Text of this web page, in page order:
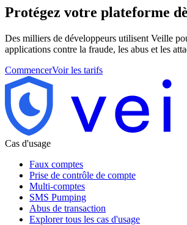
Protégez votre plateforme
Des milliers de développeurs utilisent Veille
applications contre la fraude, les abus et les
CommencerVoir les tarifs
Cas d'usage
Faux comptes
Prise de contrôle de compte
Multi-comptes
SMS Pumping
Abus de transaction
Explorer tous les cas d'usage